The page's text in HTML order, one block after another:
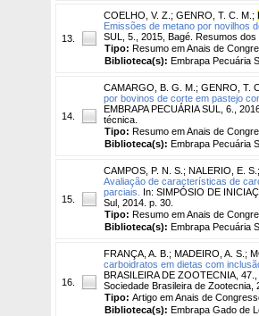
13.
COELHO, V. Z. ; GENRO, T. C. M. ;
Emissões de metano por novilhos
SUL, 5., 2015, Bagé. Resumos
Tipo: Resumo em Anais de
Biblioteca(s): Embrapa Pecuária
14.
CAMARGO, B. G. M. ; GENRO, T.
por bovinos de corte em pastejo
EMBRAPA PECUÁRIA SUL, 6.,
técnica.
Tipo: Resumo em Anais de
Biblioteca(s): Embrapa Pecuária
15.
CAMPOS, P. N. S. ; NALERIO, E. S.
Avaliação de características de
parciais.
In: SIMPÓSIO DE
Sul, 2014. p. 30.
Tipo: Resumo em Anais de
Biblioteca(s): Embrapa Pecuária
16.
FRANÇA, A. B. ; MADEIRO, A. S. ;
carboidratos em dietas com
BRASILEIRA DE ZOOTECNIA,
Sociedade Brasileira de Zootecnia,
Tipo: Artigo em Anais de
Biblioteca(s): Embrapa Gado de